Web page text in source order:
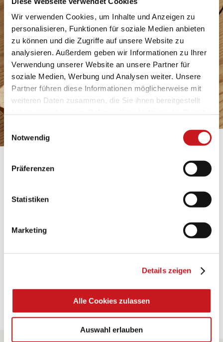
Wir verwenden Cookies, um Inhalte und Anzeigen zu
personalisieren, Funktionen für soziale Medien anbieten
zu können und die Zugriffe auf unsere Website zu
analysieren. Außerdem geben wir Informationen zu Ihrer
Verwendung unserer Website an unsere Partner für
soziale Medien, Werbung und Analysen weiter. Unsere
Partner führen diese Informationen möglicherweise mit
weiteren Daten zusammen, die Sie ihnen bereitgestellt
Datenschutzhinweisen
mehr darüber, wer wir sind, wie
personenbezogene Daten verarbeiten. Hier geht’s zum
Impressum.
Einwilligungsauswahl
Notwendig
Präferenzen
Statistiken
Marketing
Details zeigen
Alle Cookies zulassen
Auswahl erlauben